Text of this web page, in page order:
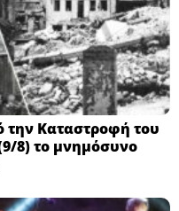
την Καταστροφή του
8) το μνημόσυνο